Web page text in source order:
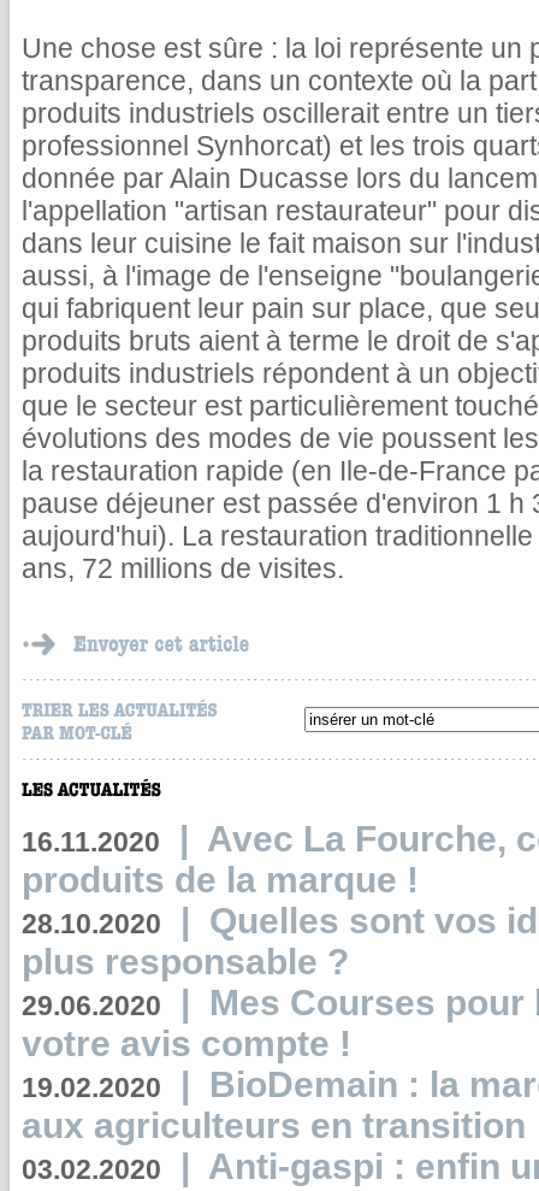
Une chose est sûre : la loi représente un
transparence, dans un contexte où la
produits industriels oscillerait entre un
professionnel Synhorcat) et les trois
donnée par Alain Ducasse lors du
l'appellation "artisan restaurateur" pour
dans leur cuisine le fait maison sur
aussi, à l'image de l'enseigne
qui fabriquent leur pain sur place, que
produits bruts aient à terme le droit de
produits industriels répondent à un
que le secteur est particulièrement
évolutions des modes de vie poussent
la restauration rapide (en Ile-de-France
pause déjeuner est passée d'environ 1 h
aujourd'hui). La restauration
ans, 72 millions de visites.
16.11.2020 | Avec La Fourche,
produits de la marque !
28.10.2020 | Quelles sont vos
plus responsable ?
29.06.2020 | Mes Courses pour
votre avis compte !
19.02.2020 | BioDemain : la
aux agriculteurs en transition
03.02.2020 | Anti-gaspi : enfin